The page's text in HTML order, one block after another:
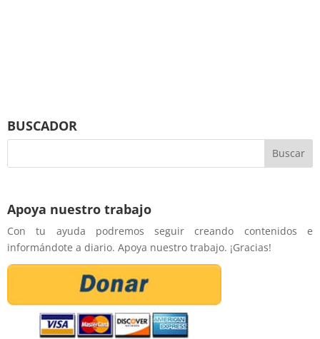
BUSCADOR
Apoya nuestro trabajo
Con tu ayuda podremos seguir creando contenidos e
informándote a diario. Apoya nuestro trabajo. ¡Gracias!